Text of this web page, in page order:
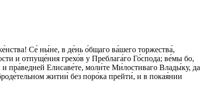
Се́ ны́не, в де́нь о́бщаго ва́шего торжества́,
и отпуще́ния грехо́в у Преблага́го Го́спода; ве́мы бо,
пра́ведней Елисаве́те, моли́те Ми́лостиваго Влады́ку, да
житии́ без поро́ка прейти́, и в покая́нии